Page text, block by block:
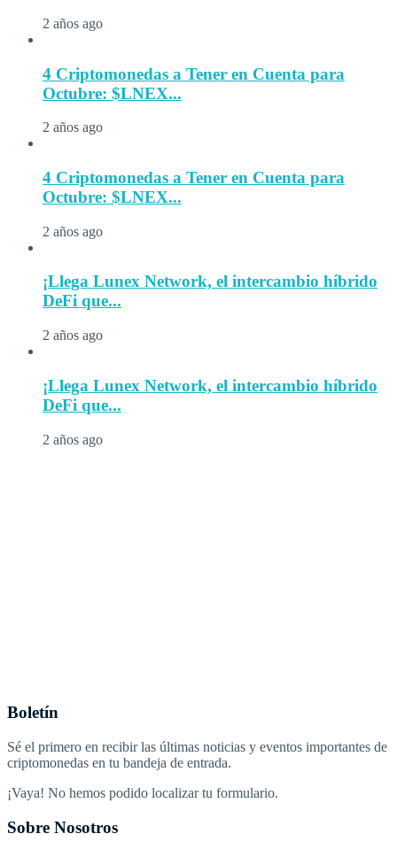
2 años ago
4 Criptomonedas a Tener en Cuenta para
Octubre: $LNEX...
2 años ago
4 Criptomonedas a Tener en Cuenta para
Octubre: $LNEX...
2 años ago
¡Llega Lunex Network, el intercambio híbrido
DeFi que...
2 años ago
¡Llega Lunex Network, el intercambio híbrido
DeFi que...
2 años ago
Boletín
Sé el primero en recibir las últimas noticias y eventos importantes de
criptomonedas en tu bandeja de entrada.
¡Vaya! No hemos podido localizar tu formulario.
Sobre Nosotros